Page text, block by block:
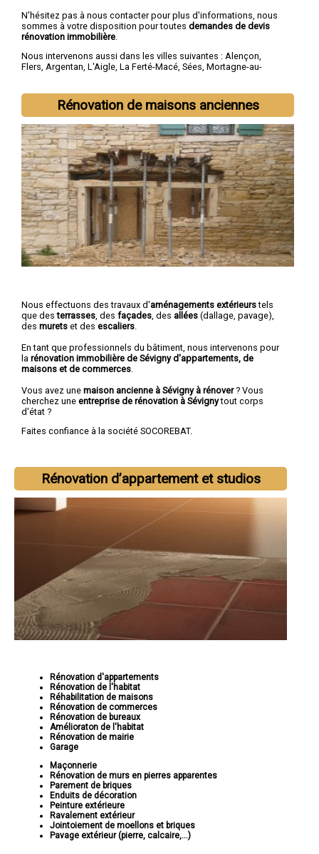
N'hésitez pas à nous contacter pour plus d'informations, nous
sommes à votre disposition pour toutes demandes de devis
rénovation immobilière
Nous intervenons aussi dans les villes suivantes : Alençon,
Flers, Argentan, L'Aigle, La Ferté-Macé, Sées, Mortagne-au-
Rénovation de maisons anciennes
Nous effectuons des travaux d'aménagements extérieurstels
que desterrasses , des façades , des allées (dallage, pavage),
des murets et des escaliers
En tant que professionnels du bâtiment, nous intervenons pour
la rénovation immobilière de Sévigny d'appartements, de
maisons et de commerces
Vous avez une maison ancienne à Sévigny à rénover? Vous
cherchez une entreprise de rénovation à Sévignytout corps
d'état ?
Faites confiance à la société SOCOREBAT.
Rénovation d’appartement et studios
Rénovation d'appartements
Rénovation de l'habitat
Réhabilitation de maisons
Rénovation de commerces
Rénovation de bureaux
Amélioraton de l'habitat
Rénovation de mairie
Garage
Maçonnerie
Rénovation de murs en pierres apparentes
Parement de briques
Enduits de décoration
Peinture extérieure
Ravalement extérieur
Jointoiement de moellons et briques
Pavage extérieur (pierre, calcaire,...)